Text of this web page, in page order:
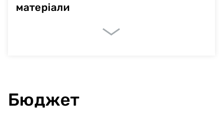
матеріали
Бюджет